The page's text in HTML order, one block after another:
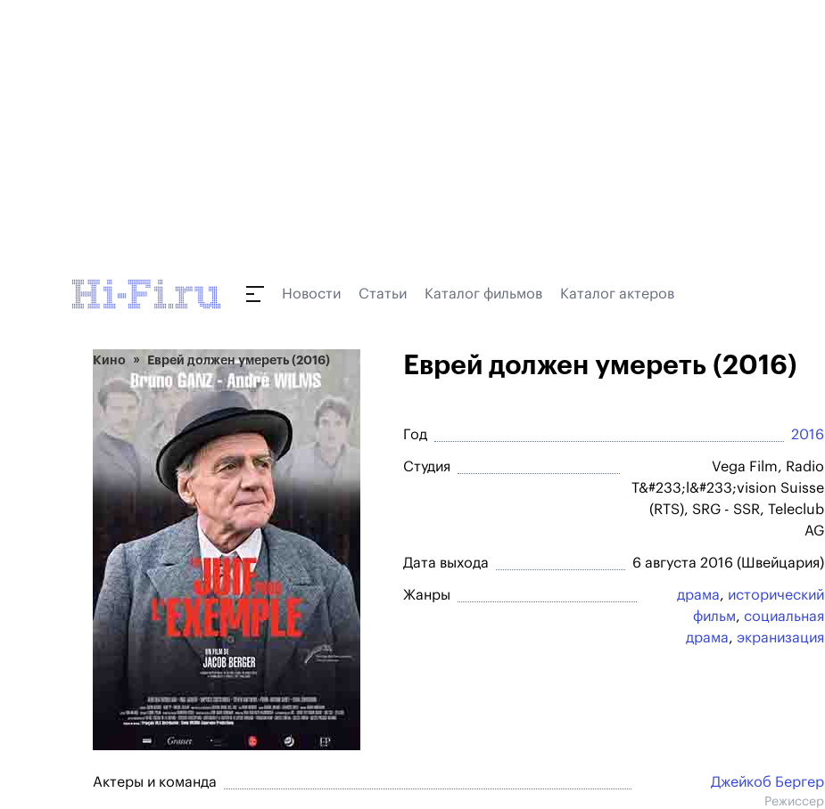
Новости Статьи Каталог фильмов Каталог актеров
Кино Еврей должен умереть (2016) Еврей должен умереть (2016)
Год 2016
Студия
Vega Film, Radio
T&#233;l&#233;vision Suisse
(RTS), SRG - SSR, Teleclub
AG
Дата выхода 6 августа 2016 (Швейцария)
Жанры драма, исторический
фильм, социальная
драма, экранизация
Актеры и команда Джейкоб Бергер
Режиссер